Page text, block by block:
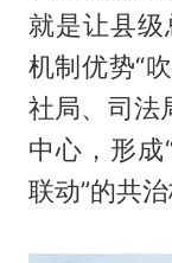
就是让县级
机制优势“
社局、司法
中心，形
联动”的共治